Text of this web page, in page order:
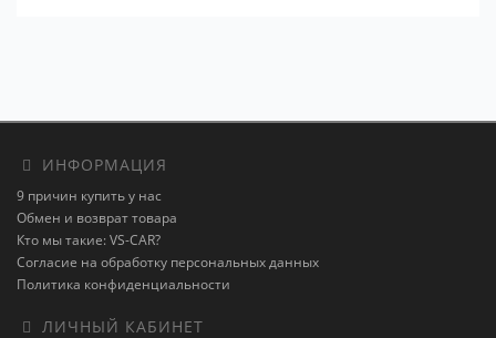
ИНФОРМАЦИЯ
9 причин купить у нас
Обмен и возврат товара
Кто мы такие: VS-CAR?
Согласие на обработку персональных данных
Политика конфиденциальности
ЛИЧНЫЙ КАБИНЕТ